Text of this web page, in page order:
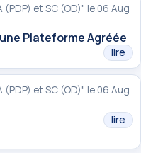
(PDP) et SC (OD)" le 06 Aug
Plateforme Agréée
lire
(PDP) et SC (OD)" le 06 Aug
lire